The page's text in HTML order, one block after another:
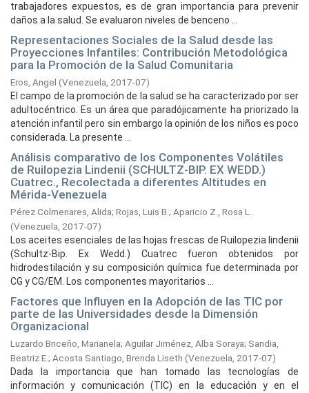
trabajadores expuestos, es de gran importancia para prevenir
daños a la salud. Se evaluaron niveles de benceno ...
Representaciones Sociales de la Salud desde las
Proyecciones Infantiles: Contribución Metodológica
para la Promoción de la Salud Comunitaria
Eros, Angel (Venezuela, 2017-07)
El campo de la promoción de la salud se ha caracterizado por ser
adultocéntrico. Es un área que paradójicamente ha priorizado la
atención infantil pero sin embargo la opinión de los niños es poco
considerada. La presente ...
Análisis comparativo de los Componentes Volátiles
de Ruilopezia Lindenii (SCHULTZ-BIP. EX WEDD.)
Cuatrec., Recolectada a diferentes Altitudes en
Mérida-Venezuela
Pérez Colmenares, Alida; Rojas, Luis B. ; Aparicio Z., Rosa L.
(Venezuela, 2017-07)
Los aceites esenciales de las hojas frescas de Ruilopezia lindenii
(Schultz-Bip. Ex Wedd.) Cuatrec fueron obtenidos por
hidrodestilación y su composición química fue determinada por
CG y CG/EM. Los componentes mayoritarios ...
Factores que Influyen en la Adopción de las TIC por
parte de las Universidades desde la Dimensión
Organizacional
Luzardo Briceño, Marianela; Aguilar Jiménez, Alba Soraya; Sandia,
Beatriz E.; Acosta Santiago, Brenda Liseth (Venezuela, 2017-07)
Dada la importancia que han tomado las tecnologías de
información y comunicación (TIC) en la educación y en el